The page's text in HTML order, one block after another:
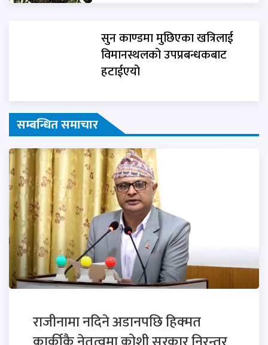
सुन काण्डमा मुछिएका खत्रिलाई
विमानस्थलको उपप्रबन्धकबाट
हटाईएयो
सम्बन्धित समाचार
राजीनामा नदिने अडानपछि हिक्मत